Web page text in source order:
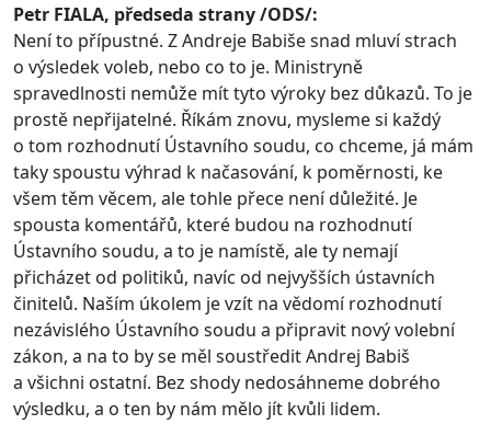
Petr FIALA, předseda strany /ODS/:
Není to přípustné. Z Andreje Babiše snad mluví strach
o výsledek voleb, nebo co to je. Ministryně
spravedlnosti nemůže mít tyto výroky bez důkazů. To je
prostě nepřijatelné. Říkám znovu, mysleme si každý
o tom rozhodnutí Ústavního soudu, co chceme, já mám
taky spoustu výhrad k načasování, k poměrnosti, ke
všem těm věcem, ale tohle přece není důležité. Je
spousta komentářů, které budou na rozhodnutí
Ústavního soudu, a to je namístě, ale ty nemají
přicházet od politiků, navíc od nejvyšších ústavních
činitelů. Naším úkolem je vzít na vědomí rozhodnutí
nezávislého Ústavního soudu a připravit nový volební
zákon, a na to by se měl soustředit Andrej Babiš
a všichni ostatní. Bez shody nedosáhneme dobrého
výsledku, a o ten by nám mělo jít kvůli lidem.